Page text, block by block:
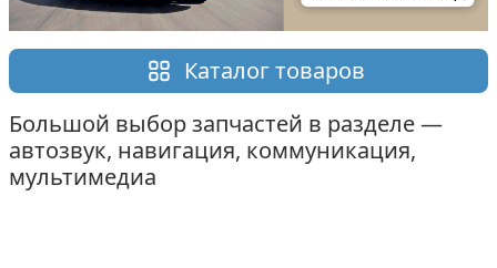
Каталог товаров
Большой выбор запчастей в разделе —
автозвук, навигация, коммуникация,
мультимедиа